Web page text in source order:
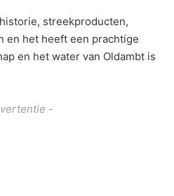
streekproducten,
en het heeft een prachtige
en het water van Oldambt is
-